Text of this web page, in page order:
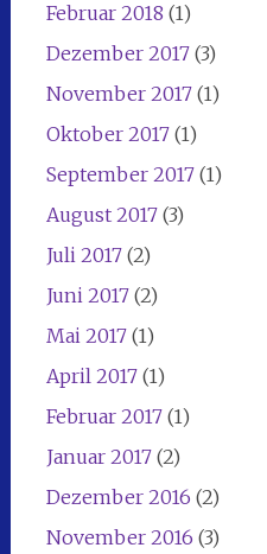
Februar 2018 (1)
Dezember 2017(3)
November 2017(1)
Oktober 2017(1)
September 2017(1)
August 2017(3)
Juli 2017(2)
Juni 2017(2)
Mai 2017(1)
April 2017(1)
Februar 2017(1)
Januar 2017(2)
Dezember 2016 (2)
November 2016 (3)